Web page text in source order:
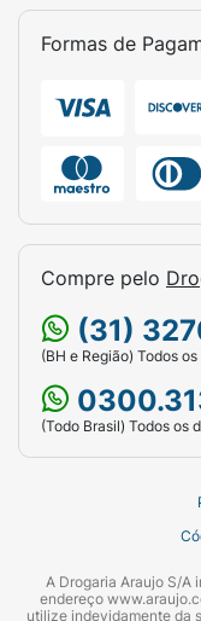
Formas de
Compre pelo
(31)
(BH e Região) Todos
(Todo Brasil) Todos os
A Drogaria Araujo S/A
endereço
utilize indevidamente da